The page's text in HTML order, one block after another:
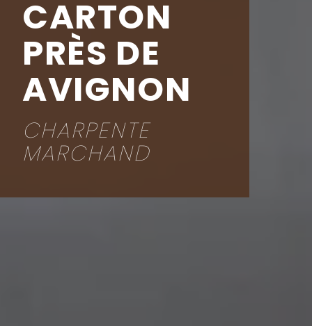
CARTON
PRÈS DE
AVIGNON
CHARPENTE
MARCHAND